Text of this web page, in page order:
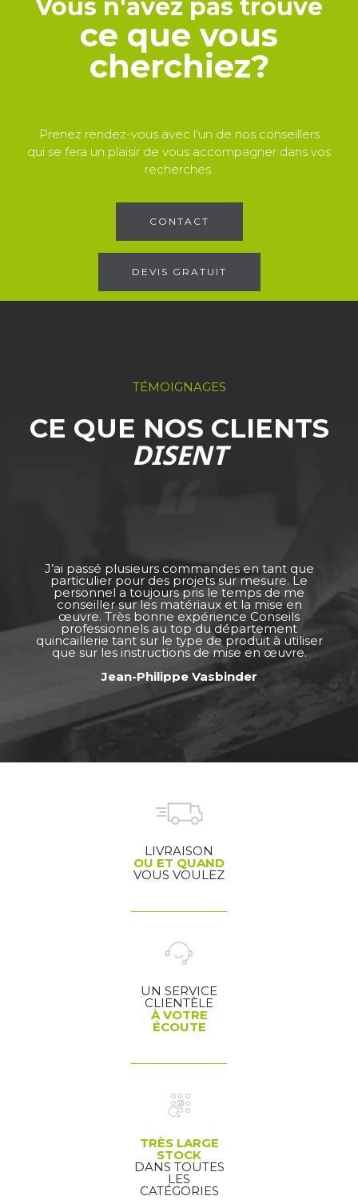
Vous n'avez pas trouvé
ce que vous
cherchiez?
Prenez rendez-vous avec l'un de nos conseillers
qui se fera un plaisir de vous accompagner dans vos
recherches.
CONTACT
DEVIS GRATUIT
TÉMOIGNAGES
CE QUE NOS CLIENTS
DISENT
J’ai passé plusieurs commandes en tant que
particulier pour des projets sur mesure. Le
personnel a toujours pris le temps de me
conseiller sur les matériaux et la mise en
œuvre. Très bonne expérience Conseils
professionnels au top du département
quincaillerie tant sur le type de produit à utiliser
que sur les instructions de mise en œuvre.
Jean-Philippe Vasbinder
LIVRAISON
OU ET QUAND
VOUS VOULEZ
UN SERVICE
CLIENTÈLE
À VOTRE
ÉCOUTE
TRÈS LARGE
STOCK
DANS TOUTES
LES
CATÉGORIES